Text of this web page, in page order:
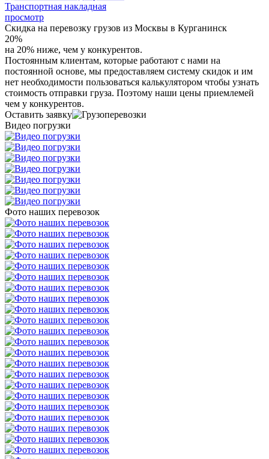
Транспортная накладная
просмотр
Скидка на перевозку грузов из Москвы в Курганинск
20%
на 20% ниже, чем у конкурентов.
Постоянным клиентам, которые работают с нами на
постоянной основе, мы предоставляем систему скидок и им
нет необходимости пользоваться калькулятором чтобы узнать
стоимость отправки груза. Поэтому наши цены приемлемей
чем у конкурентов.
Оставить заявку
Видео погрузки
Фото наших перевозок